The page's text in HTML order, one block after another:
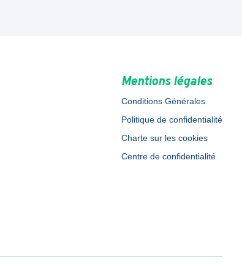
Mentions légales
Conditions Générales
Politique de confidentialité
Charte sur les cookies
Centre de confidentialité